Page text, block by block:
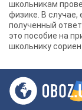
школьникам
физике. В случае,
полученный
это пособие на
школьнику